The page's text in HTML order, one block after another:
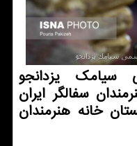
یزدانجو
سفالگر ایران
خانه هنرمندان